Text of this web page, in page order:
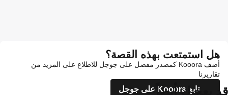
هل استمتعت بهذه القصة؟
أضف Kooora كمصدر مفضل على جوجل للاطلاع على المزيد من
تقاريرنا
تابع Kooora على جوجل
قد يعجبك أيضاً